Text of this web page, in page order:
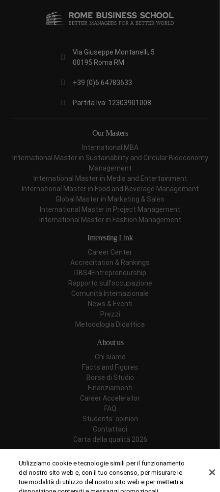
Via Giuseppe Montanelli, 5
00195 Roma RM
+39 (0)6 64783633
Partita Iva: 12303901008
Our Masters
International MBA
International Master in Sustainability and Circular Bioeconomy
Management
International Master in Media and Entertainment
International Master in Food and Beverage Management
Global Master in Marketing & Sales
International Master in Project Management
International Master in Fashion Management
Interesting Link
Career Center
Accreditation & Rankings
RBS4Entrepreneurship
Rapporto sull'occupazione
Comunità Internazionale
News & Eventi
Prezzi
Metodologia Didattica
About us
Chi siamo
Facts and Figures
Borse di Studio
Finanziamenti
Career Accelerator
FAQ
Students' opinion
Contattaci
Carta della qualità 2026
Utilizziamo cookie e tecnologie simili per il funzionamento
del nostro sito web e, con il tuo consenso, per misurare le
tue modalità di utilizzo del nostro sito web e per metterti a